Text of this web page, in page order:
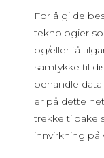
For å gi de
teknologier
og/eller få
samtykke til
behandle
er på dette
trekke tilbake
innvirkning på